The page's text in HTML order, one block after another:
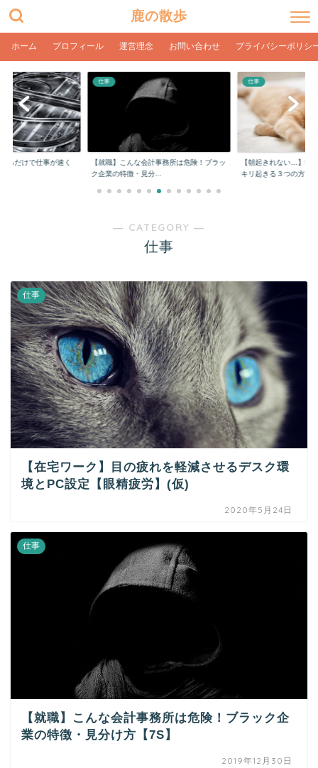
鹿の散歩
ホーム プロフィール 運営理念 お問い合わせ プライバシーポリシ
な会計事務所は危険！ブラッ
【朝起きれない…】学生や社会人でもスッ
キリ起きる３つの方...
仕事
【在宅ワーク】
ク環境とPC設定
― CATEGORY ―
仕事
仕事
【在宅ワーク】目の疲れを軽減させるデスク環
境とPC設定【眼精疲労】(仮)
2020年5月24日
仕事
【就職】こんな会計事務所は危険！ブラック企
業の特徴・見分け方【7S】
2019年12月30日